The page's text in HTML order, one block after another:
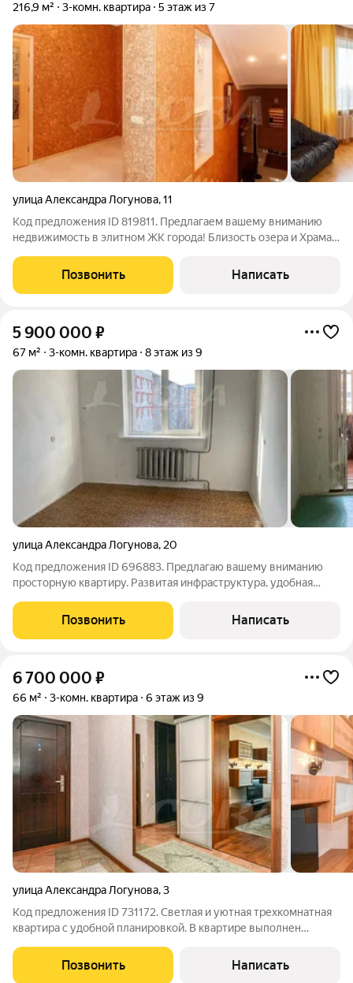
216,9 м² 3-комн. квартира 5 этаж из 7
улица Александра Логунова,11
Код предложения ID 819811. Предлагаем вашему вниманию
недвижимость в элитном ЖК города! Близость озера и Храма
готова к проживанию, с качественным ремонтом и
практически винтажной мебелью.
Позвонить Написать
5 900 000 ₽
67 м² 3-комн. квартира 8 этаж из 9
улица Александра Логунова, 20
Код предложения ID 696883. Предлагаю вашему вниманию
просторную квартиру. Развитая инфраструктура, удобная
остановки, магазины, ТРЦ "Солнечный", детские сады, школы,
легко добраться в любую точку
Позвонить Написать
6 700 000 ₽
66 м² 3-комн. квартира 6 этаж из 9
улица Александра Логунова,3
Код предложения ID 731172. Светлая и уютная трехкомнатная
квартира с удобной планировкой. В квартире выполнен
благодаря бережному отношению хозяйки. Обратите
внимание на вместительную кухню достаточно
Позвонить Написать